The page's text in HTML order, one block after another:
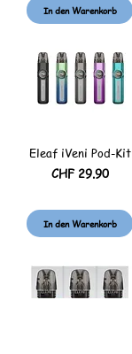
In den Warenkorb
Eleaf iVeni Pod-Kit
Preis
CHF 29.90
In den Warenkorb